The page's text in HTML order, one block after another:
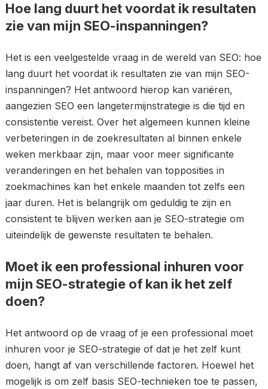
Hoe lang duurt het voordat ik resultaten
zie van mijn SEO-inspanningen?
Het is een veelgestelde vraag in de wereld van SEO: hoe
lang duurt het voordat ik resultaten zie van mijn SEO-
inspanningen? Het antwoord hierop kan variëren,
aangezien SEO een langetermijnstrategie is die tijd en
consistentie vereist. Over het algemeen kunnen kleine
verbeteringen in de zoekresultaten al binnen enkele
weken merkbaar zijn, maar voor meer significante
veranderingen en het behalen van topposities in
zoekmachines kan het enkele maanden tot zelfs een
jaar duren. Het is belangrijk om geduldig te zijn en
consistent te blijven werken aan je SEO-strategie om
uiteindelijk de gewenste resultaten te behalen.
Moet ik een professional inhuren voor
mijn SEO-strategie of kan ik het zelf
doen?
Het antwoord op de vraag of je een professional moet
inhuren voor je SEO-strategie of dat je het zelf kunt
doen, hangt af van verschillende factoren. Hoewel het
mogelijk is om zelf basis SEO-technieken toe te passen,